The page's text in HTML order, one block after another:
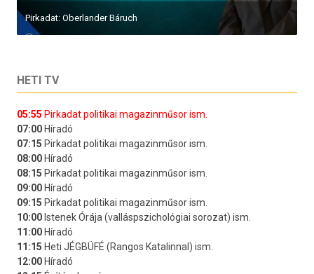
Pirkadat: Oberlander Báruch
HETI TV